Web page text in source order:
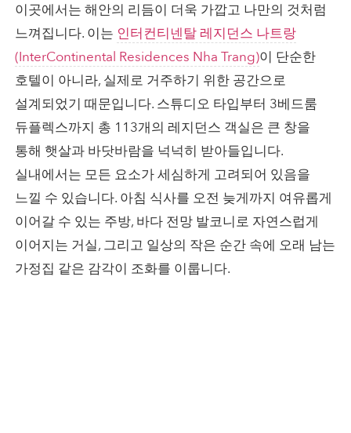
이곳에서는 해안의 리듬이 더욱 가깝고 나만의 것처럼
느껴집니다. 이는 인터컨티넨탈 레지던스 나트랑
(InterContinental Residences Nha Trang)이 단순한
호텔이 아니라, 실제로 거주하기 위한 공간으로
설계되었기 때문입니다. 스튜디오 타입부터 3베드룸
듀플렉스까지 총 113개의 레지던스 객실은 큰 창을
통해 햇살과 바닷바람을 넉넉히 받아들입니다.
실내에서는 모든 요소가 세심하게 고려되어 있음을
느낄 수 있습니다. 아침 식사를 오전 늦게까지 여유롭게
이어갈 수 있는 주방, 바다 전망 발코니로 자연스럽게
이어지는 거실, 그리고 일상의 작은 순간 속에 오래 남는
가정집 같은 감각이 조화를 이룹니다.